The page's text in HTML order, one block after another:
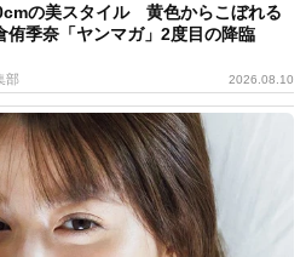
の美スタイル 黄色からこぼれる
季奈「ヤンマガ」2度目の降臨
部 2026.08.10